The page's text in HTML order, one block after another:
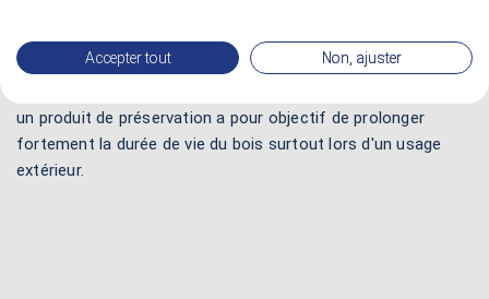
antioxydants protègent des rayons ultraviolets afin de
préserver les fibres. Un produit antioxydant améliore ainsi
un produit de préservation a pour objectif de prolonger
fortement la durée de vie du bois surtout lors d'un usage
extérieur.
Accepter tout Non, ajuster